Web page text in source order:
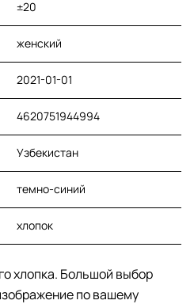
±20
женский
2021-01-01
4620751944994
Узбекистан
темно-синий
хлопок
хлопка. Большой выбор
по вашему